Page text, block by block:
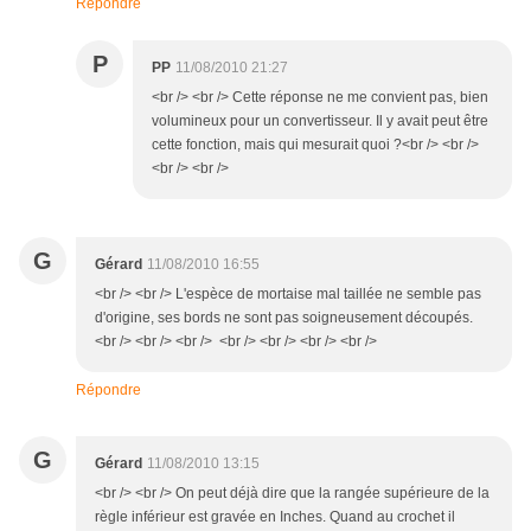
Répondre
P PP 11/08/2010 21:27
<br /> <br /> Cette réponse ne me convient pas, bien
volumineux pour un convertisseur. Il y avait peut être
cette fonction, mais qui mesurait quoi ?<br /> <br />
<br /> <br />
G Gérard 11/08/2010 16:55
<br /> <br /> L'espèce de mortaise mal taillée ne semble pas
d'origine, ses bords ne sont pas soigneusement découpés.
<br /> <br /> <br /> <br /> <br /> <br /> <br />
Répondre
G Gérard 11/08/2010 13:15
<br /> <br /> On peut déjà dire que la rangée supérieure de la
règle inférieur est gravée en Inches. Quand au crochet il